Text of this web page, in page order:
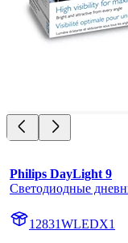
Philips DayLight 9
Светодиодные
12831WLEDX1